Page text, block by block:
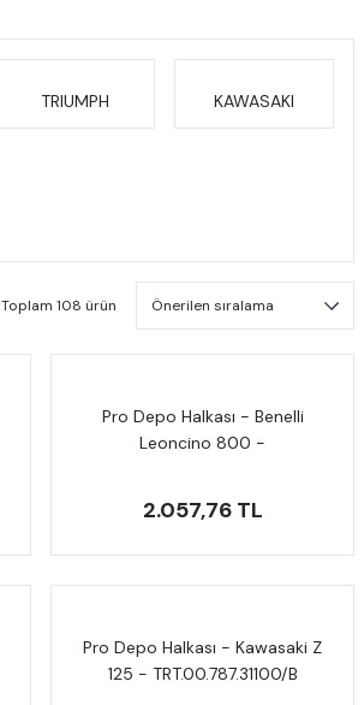
TRIUMPH KAWASAKI
Toplam 108 ürün
Pro Depo Halkası - Benelli
Leoncino 800 -
2.057,76 TL
Pro Depo Halkası - Kawasaki Z
125 - TRT.00.787.31100/B